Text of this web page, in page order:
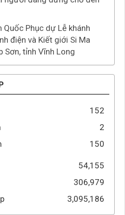
Quốc Phục dự Lễ khánh
điện và Kiết giới Si Ma
Sơn, tỉnh Vĩnh Long
152
2
150
54,155
306,979
3,095,186